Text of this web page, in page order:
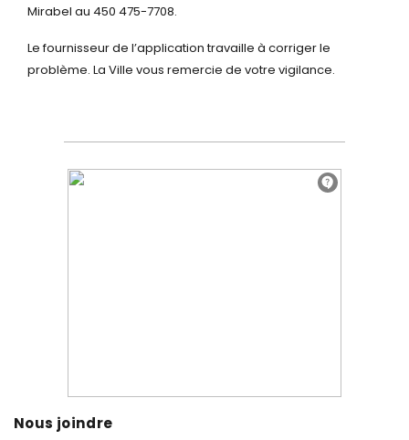
Mirabel au 450 475-7708.
Le fournisseur de l’application travaille à corriger le
problème. La Ville vous remercie de votre vigilance.
Nous joindre